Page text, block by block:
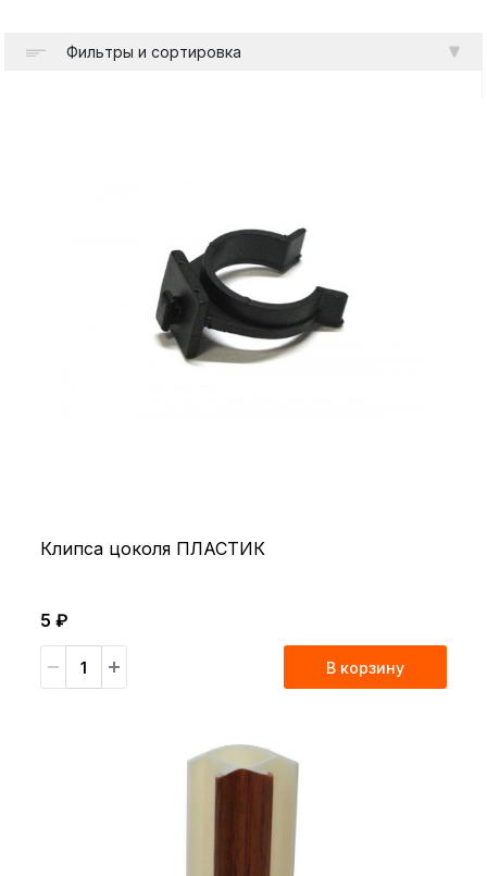
Фильтры и сортировка
Клипса цоколя ПЛАСТИК
5 ₽
В корзину